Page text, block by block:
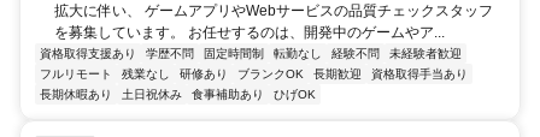
拡大に伴い、 ゲームアプリやWebサービスの品質チェックスタッフ
を募集しています。 お任せするのは、開発中のゲームやア...
資格取得支援あり 学歴不問 固定時間制 転勤なし 経験不問
未経験者歓迎
フルリモート
残業なし 研修あり ブランクOK 長期歓迎
資格取得手当あり
長期休暇あり
土日祝休み 食事補助あり ひげOK